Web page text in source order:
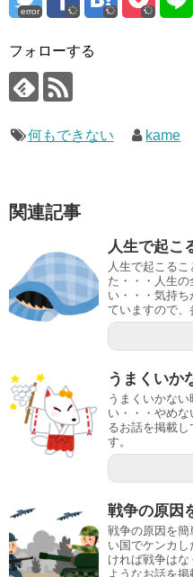
error
フォローする
何もできない kame
関連記事
人生で起こ
人生で起こる
た・・・人生
い・・・気持
ていますので、
うまくいか
うまくいかな
い・・・やめ
るお話を掲載
す。
戦争の原因
戦争の原因を簡
い国でケンカ
ければ戦争は
ようなお話を